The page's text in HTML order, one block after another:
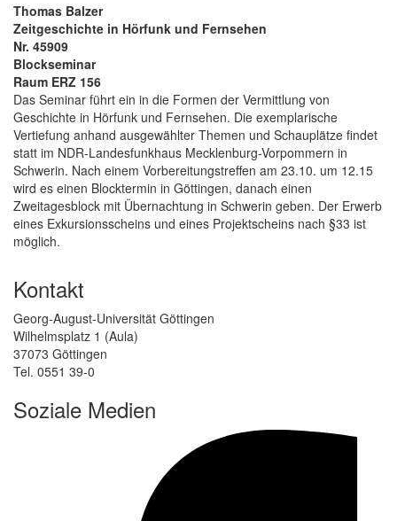
Thomas Balzer
Zeitgeschichte in Hörfunk und Fernsehen
Nr. 45909
Blockseminar
Raum ERZ 156
Das Seminar führt ein in die Formen der Vermittlung von
Geschichte in Hörfunk und Fernsehen. Die exemplarische
Vertiefung anhand ausgewählter Themen und Schauplätze findet
statt im NDR-Landesfunkhaus Mecklenburg-Vorpommern in
Schwerin. Nach einem Vorbereitungstreffen am 23.10. um 12.15
wird es einen Blocktermin in Göttingen, danach einen
Zweitagesblock mit Übernachtung in Schwerin geben. Der Erwerb
eines Exkursionsscheins und eines Projektscheins nach §33 ist
möglich.
Kontakt
Georg-August-Universität Göttingen
Wilhelmsplatz 1 (Aula)
37073 Göttingen
Tel. 0551 39-0
Soziale Medien